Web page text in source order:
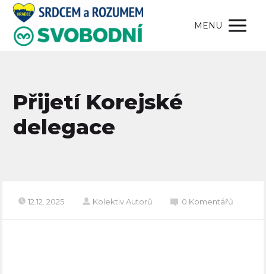
MENU
Přijetí Korejské
delegace
12.12. 2025 Kolektiv Autorů 0 Komentářů